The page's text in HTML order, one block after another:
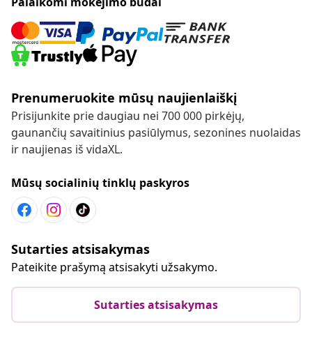
Prenumeruokite mūsų naujienlaiškį
Prisijunkite prie daugiau nei 700 000 pirkėjų,
gaunančių savaitinius pasiūlymus, sezonines nuolaidas
ir naujienas iš vidaXL.
Mūsų socialinių tinklų paskyros
Sutarties atsisakymas
Pateikite prašymą atsisakyti užsakymo.
Sutarties atsisakymas